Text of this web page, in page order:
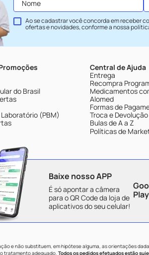
Ao se cadastrar você concorda em receber
ofertas e novidades, conforme a nossa
do Brasil
(PBM)
Central de Ajuda
Entrega
Recompra
Medicamentos
Alomed
Formas de
Troca e Devolução
Bulas de A a Z
Políticas de
Baixe nosso APP
É só apontar a câmera
para o QR Code da loja de
aplicativos do seu celular!
Play
e não substituem, em hipótese alguma, as orientações
tratamento adequado. Todos os pedidos efetuados estão